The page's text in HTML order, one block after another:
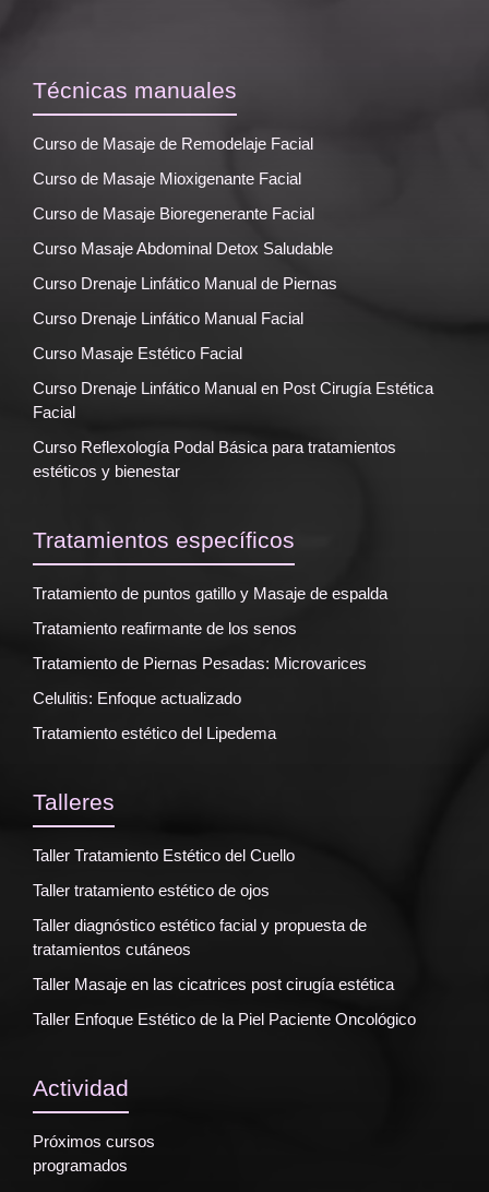
Técnicas manuales
Curso de Masaje de Remodelaje Facial
Curso de Masaje Mioxigenante Facial
Curso de Masaje Bioregenerante Facial
Curso Masaje Abdominal Detox Saludable
Curso Drenaje Linfático Manual de Piernas
Curso Drenaje Linfático Manual Facial
Curso Masaje Estético Facial
Curso Drenaje Linfático Manual en Post Cirugía Estética
Facial
Curso Reflexología Podal Básica para tratamientos
estéticos y bienestar
Tratamientos específicos
Tratamiento de puntos gatillo y Masaje de espalda
Tratamiento reafirmante de los senos
Tratamiento de Piernas Pesadas: Microvarices
Celulitis: Enfoque actualizado
Tratamiento estético del Lipedema
Talleres
Taller Tratamiento Estético del Cuello
Taller tratamiento estético de ojos
Taller diagnóstico estético facial y propuesta de
tratamientos cutáneos
Taller Masaje en las cicatrices post cirugía estética
Taller Enfoque Estético de la Piel Paciente Oncológico
Actividad
Próximos cursos
programados